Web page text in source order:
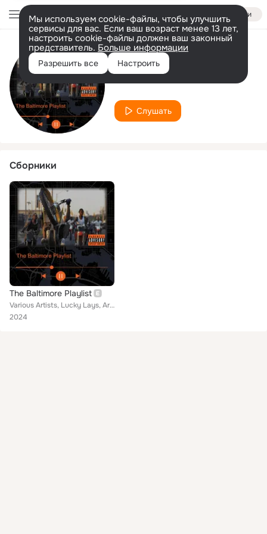
Войти
Мы используем cookie-файлы, чтобы улучшить
сервисы для вас. Если ваш возраст менее 13 лет,
настроить cookie-файлы должен ваш законный
представитель. Больше информации
Разрешить все Настроить
Исполнитель
Dave Da Barber
Слушать
Сборники
The Baltimore Playlist
Various Artists, Lucky Lays, Ariel MrsBreezyBaby, Yg Teck, Ten, Bmore LoveChild, PDM Purp, Young Moose, Damond Blue, Love Nova, ...
2024